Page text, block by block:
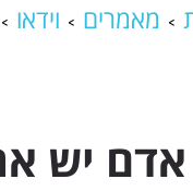
מאמרים וידאו
יש